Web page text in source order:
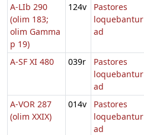
A-LIb 290
(olim 183;
olim Gamma
p 19)
124v
Pastores
loquebantur
ad
A-SF XI 480 039r
Pastores
loquebantur
ad
A-VOR 287
(olim XXIX)
014v
Pastores
loquebantur
ad